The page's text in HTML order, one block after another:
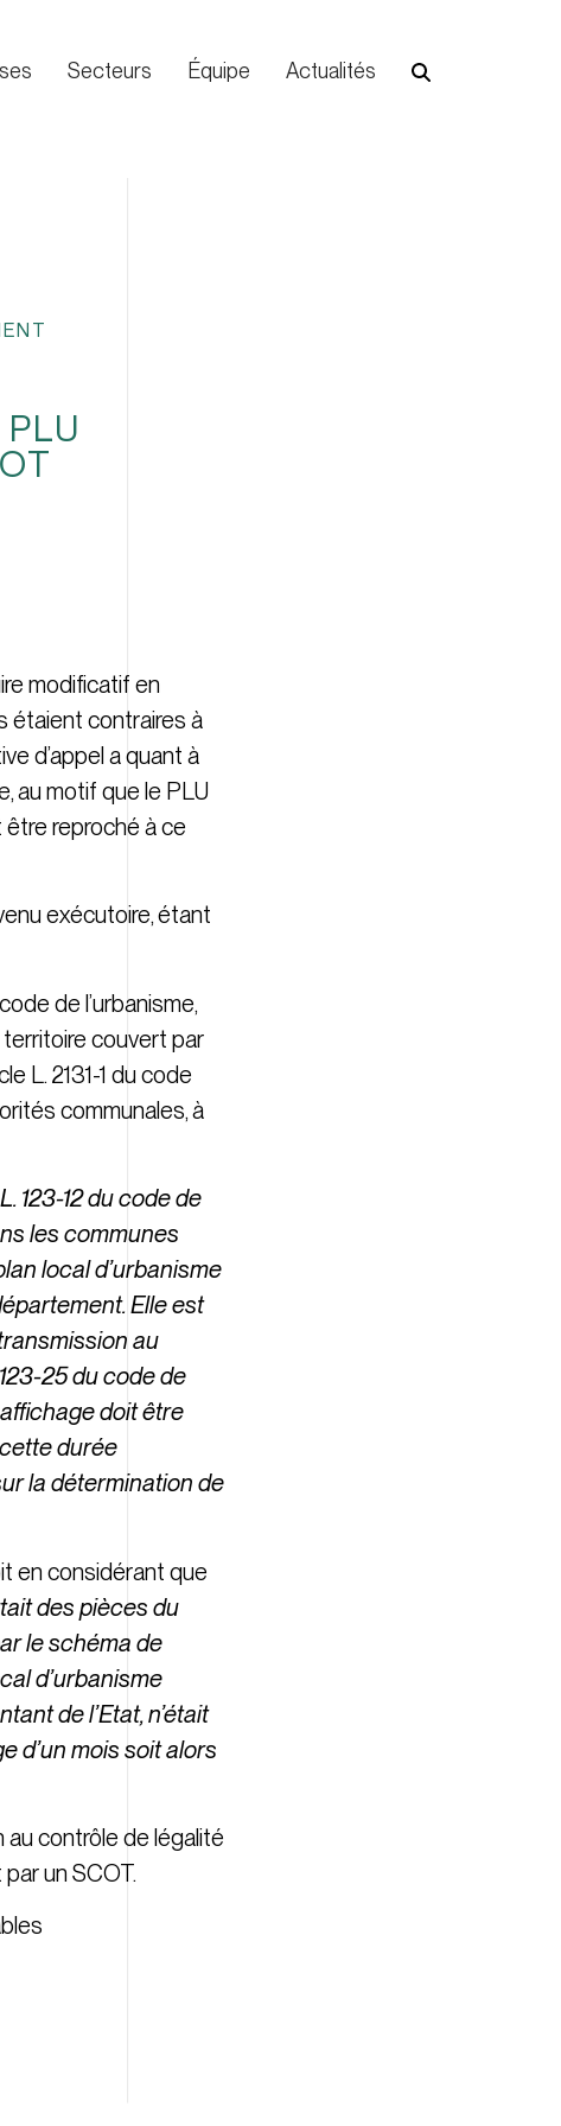
Secteurs Équipe Actualités
modificatif en
étaient contraires à
d’appel a quant à
au motif que le PLU
être reproché à ce
exécutoire, étant
de l’urbanisme,
territoire couvert par
L. 2131-1 du code
communales, à
123-12 du code de
les communes
local d’urbanisme
Elle est
au
25 du code de
doit être
durée
la détermination de
en considérant que
des pièces du
le schéma de
d’urbanisme
de l’Etat, n’était
d’un mois soit alors
au contrôle de légalité
un SCOT.